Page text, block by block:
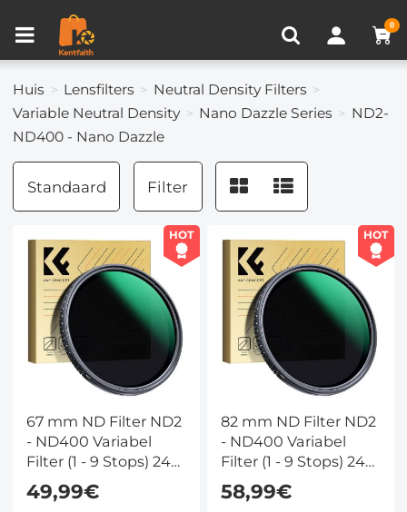
0
Huis Lensfilters
Neutral Density Filters
Variable Neutral Density
Nano Dazzle Series
ND2-
ND400 - Nano Dazzle
Standaard Filter
HOT
67 mm ND Filter ND2
- ND400 Variabel
Filter (1 - 9 Stops) 24
Laags Nano Coating
Nano Dazzle Serie
49,99€
HOT
82 mm ND Filter ND2
- ND400 Variabel
Filter (1 - 9 Stops) 24
Laags Nano Coating
Nano Dazzle Serie
58,99€